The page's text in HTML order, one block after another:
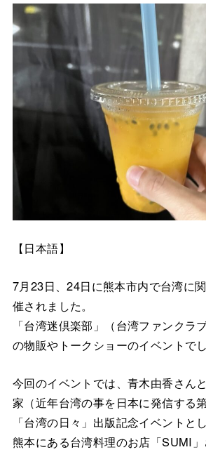
【日本語】
7月23日、24日に熊本市内で台湾に
催されました。
「台湾迷倶楽部」（台湾ファンクラ
の物販やトークショーのイベントでし
今回のイベントでは、青木由香さん
家（近年台湾の事を日本に発信する
「台湾の日々」出版記念イベントと
熊本にある台湾料理のお店「SUMI